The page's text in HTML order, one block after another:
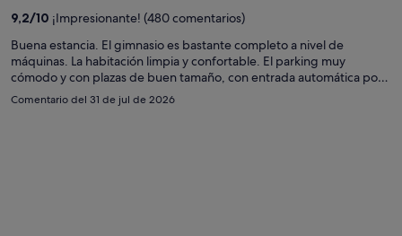
por
persona
9,2/10 ¡Impresionante! (480 comentarios)
Buena estancia. El gimnasio es bastante completo a nivel de
máquinas. La habitación limpia y confortable. El parking muy
cómodo y con plazas de buen tamaño, con entrada automática por
matrícula. ¡Para repetir!
Comentario del 31 de jul de 2026